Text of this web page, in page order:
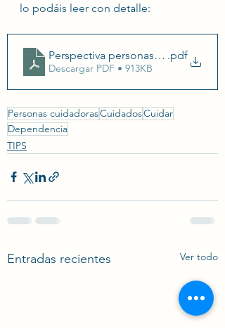
lo podáis leer con detalle:
Perspectiva personas cuidadoras
.pdf
Descargar PDF • 913KB
Personas cuidadorasCuidadosCuidar
Dependencia
TIPS
Entradas recientes Ver todo